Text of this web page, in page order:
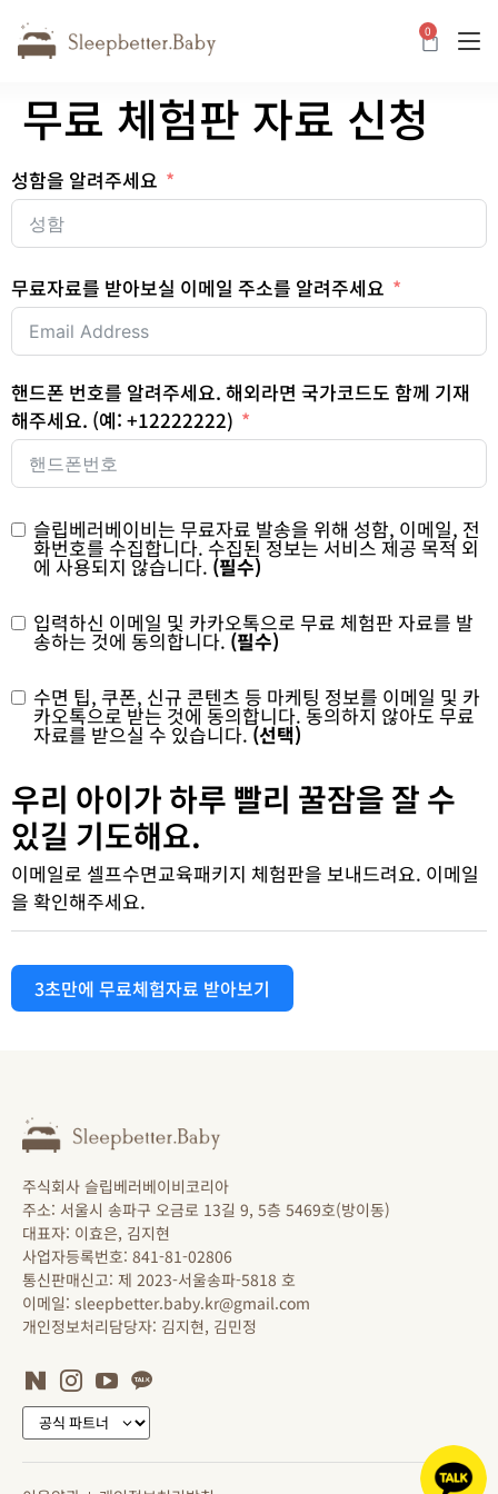
0
카트
무료 체험판 자료 신청
성함을 알려주세요
무료자료를 받아보실 이메일 주소를 알려주세요
핸드폰 번호를 알려주세요. 해외라면 국가코드도 함께 기재
해주세요. (예: +12222222)
슬립베러베이비는 무료자료 발송을 위해 성함, 이메일, 전
화번호를 수집합니다. 수집된 정보는 서비스 제공 목적 외
에 사용되지 않습니다. (필수)
입력하신 이메일 및 카카오톡으로 무료 체험판 자료를 발
송하는 것에 동의합니다. (필수)
수면 팁, 쿠폰, 신규 콘텐츠 등 마케팅 정보를 이메일 및 카
카오톡으로 받는 것에 동의합니다. 동의하지 않아도 무료
자료를 받으실 수 있습니다.(선택)
우리 아이가 하루 빨리 꿀잠을 잘 수
있길 기도해요.
이메일로 셀프수면교육패키지 체험판을 보내드려요. 이메일
을 확인해주세요.
3초만에 무료체험자료 받아보기
주식회사 슬립베러베이비코리아
주소: 서울시 송파구 오금로 13길 9, 5층 5469호(방이동)
대표자: 이효은, 김지현
사업자등록번호: 841-81-02806
통신판매신고: 제 2023-서울송파-5818 호
이메일: sleepbetter.baby.kr@gmail.com
개인정보처리담당자: 김지현, 김민정